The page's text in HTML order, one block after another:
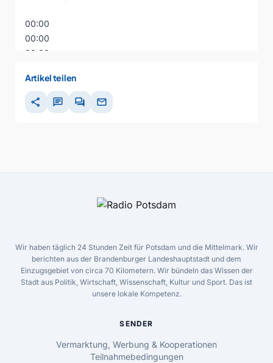
00:00
00:00
00:00
Artikel teilen
share chat forum mail
Wir haben täglich 24 Stunden Zeit für Potsdam und die Mittelmark. Wir
berichten aus der Brandenburger Landeshauptstadt und dem
Einzugsgebiet von circa 70 Kilometern. Wir bündeln das Wissen der
Stadt aus Politik, Wirtschaft, Wissenschaft, Kultur und Sport. Das ist
unsere lokale Kompetenz.
SENDER
Vermarktung, Werbung & Kooperationen
Teilnahmebedingungen